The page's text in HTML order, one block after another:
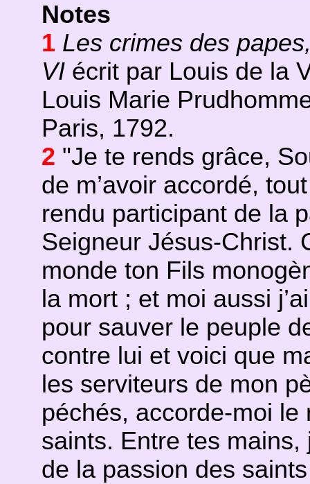
Notes
1 Les crimes des
VIécrit par Louis de la
Louis Marie
Paris, 1792.
2 "Je te rends grâce,
de m’avoir accordé,
rendu participant de la
Seigneur Jésus-Christ.
monde ton Fils
la mort ; et moi aussi
pour sauver le peuple
contre lui et voici que
les serviteurs de mon
péchés, accorde-moi
saints. Entre tes
de la passion des